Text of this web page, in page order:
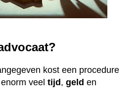
kost een procedure
veel tijd, geld en